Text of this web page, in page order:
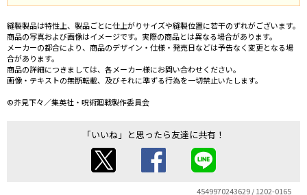
縫製製品は特性上、製品ごとに仕上がりサイズや縫製位置に若干のずれがございます。
商品の写真および画像はイメージです。実際の商品とは異なる場合があります。
メーカーの都合により、商品のデザイン・仕様・発売日などは予告なく変更となる場
合があります。
商品の詳細につきましては、各メーカー様にお問い合わせください。
画像・テキストの無断転載、及びそれに準ずる行為を一切禁止いたします。
©芥見下々／集英社・呪術廻戦製作委員会
「いいね」と思ったら友達に共有！
4549970243629 / 1202-0165